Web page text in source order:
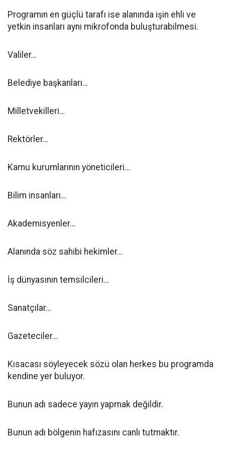
Programın en güçlü tarafı ise alanında işin ehli ve
yetkin insanları aynı mikrofonda buluşturabilmesi.
Valiler…
Belediye başkanları…
Milletvekilleri…
Rektörler…
Kamu kurumlarının yöneticileri…
Bilim insanları…
Akademisyenler…
Alanında söz sahibi hekimler…
İş dünyasının temsilcileri…
Sanatçılar…
Gazeteciler…
Kısacası söyleyecek sözü olan herkes bu programda
kendine yer buluyor.
Bunun adı sadece yayın yapmak değildir.
Bunun adı bölgenin hafızasını canlı tutmaktır.